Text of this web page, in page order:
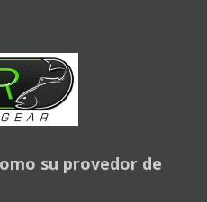
su provedor de